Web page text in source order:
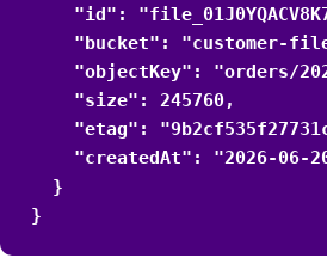
"id":
"bucket": "customer-
"objectKey": "orders/
    "size": 245760,
"etag":
"createdAt": "2026-06-
  }
}